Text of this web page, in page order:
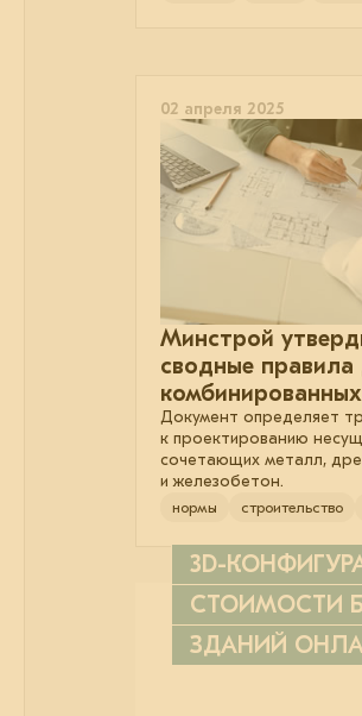
02 апреля 2025
Минстрой
сводные правила
Документ определяет
к проектированию
сочетающих металл,
и железобетон.
нормы строительство
3D-
СТОИМОСТИ
ЗДАНИЙ